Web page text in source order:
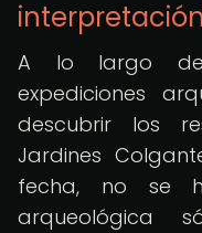
interpretación
A lo largo de
expediciones
descubrir los
Jardines
fecha, no se
arqueológica